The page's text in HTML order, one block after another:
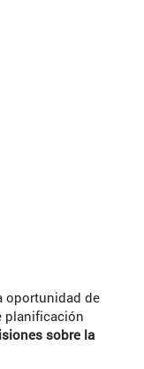
oportunidad de
planificación
sobre la